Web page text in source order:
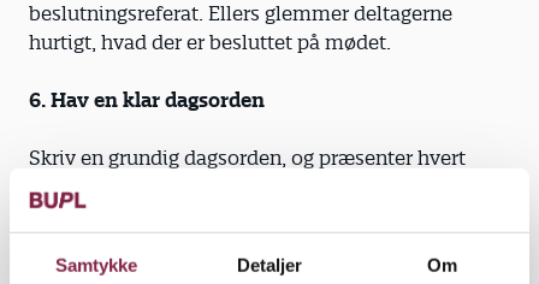
Samtykke Detaljer Om
beslutningsreferat. Ellers glemmer deltagerne
hurtigt, hvad der er besluttet på mødet.
6. Hav en klar dagsorden
Skriv en grundig dagsorden, og præsenter hvert
punkt mundtligt på mødet. Sæt en ramme for, hvor
lang tid I skal bruge på hvert punkt.
7. Start til tiden